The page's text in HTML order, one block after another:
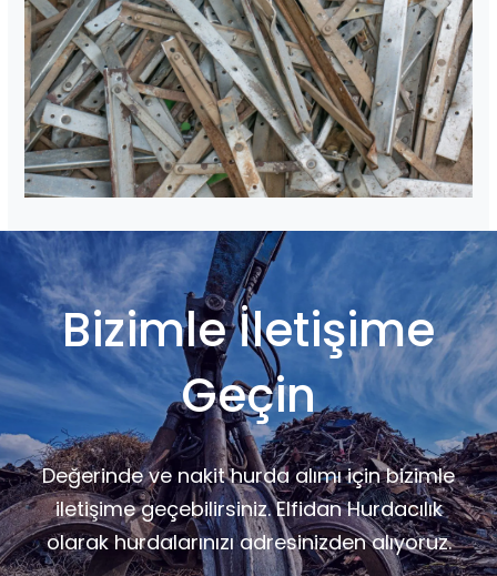
Bizimle İletişime
Geçin
Değerinde ve nakit hurda alımı için bizimle
iletişime geçebilirsiniz. Elfidan Hurdacılık
olarak hurdalarınızı adresinizden alıyoruz.